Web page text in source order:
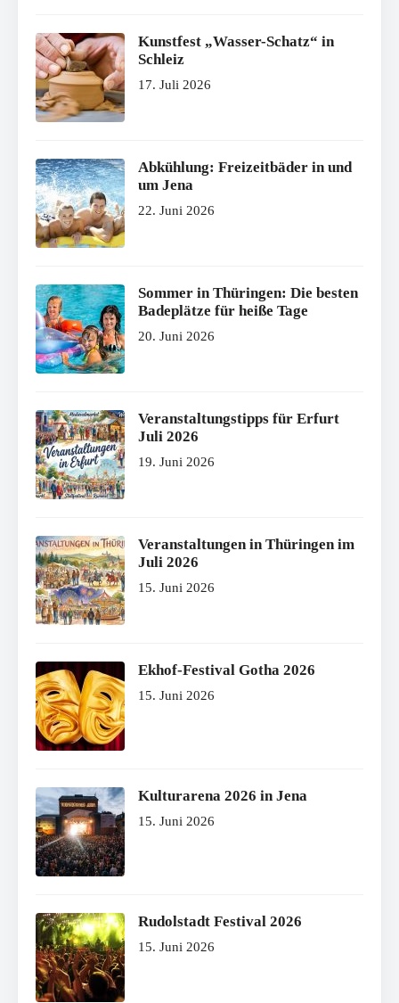
Kunstfest „Wasser-Schatz“ in
Schleiz
17. Juli 2026
Abkühlung: Freizeitbäder in und
um Jena
22. Juni 2026
Sommer in Thüringen: Die besten
Badeplätze für heiße Tage
20. Juni 2026
Veranstaltungstipps für Erfurt
Juli 2026
19. Juni 2026
Veranstaltungen in Thüringen im
Juli 2026
15. Juni 2026
Ekhof-Festival Gotha 2026
15. Juni 2026
Kulturarena 2026 in Jena
15. Juni 2026
Rudolstadt Festival 2026
15. Juni 2026